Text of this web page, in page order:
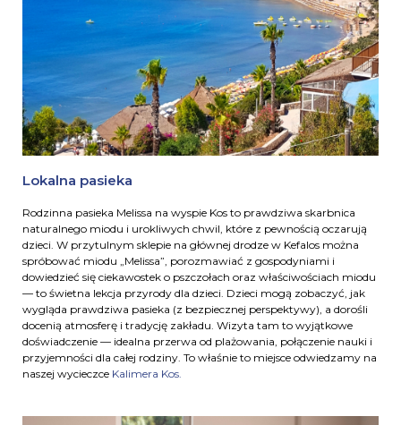
Lokalna pasieka
Rodzinna pasieka Melissa na wyspie Kos to prawdziwa skarbnica
naturalnego miodu i urokliwych chwil, które z pewnością oczarują
dzieci. W przytulnym sklepie na głównej drodze w Kefalos można
spróbować miodu „Melissa”, porozmawiać z gospodyniami i
dowiedzieć się ciekawostek o pszczołach oraz właściwościach miodu
— to świetna lekcja przyrody dla dzieci. Dzieci mogą zobaczyć, jak
wygląda prawdziwa pasieka (z bezpiecznej perspektywy), a dorośli
docenią atmosferę i tradycję zakładu. Wizyta tam to wyjątkowe
doświadczenie — idealna przerwa od plażowania, połączenie nauki i
przyjemności dla całej rodziny. To właśnie to miejsce odwiedzamy na
naszej wycieczce Kalimera Kos.